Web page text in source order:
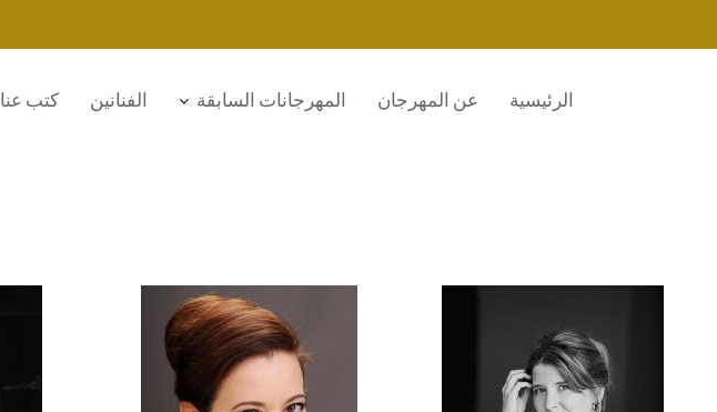
الرئيسية عن المهرجان المهرجانات السابقة الفنانين كتب عنا